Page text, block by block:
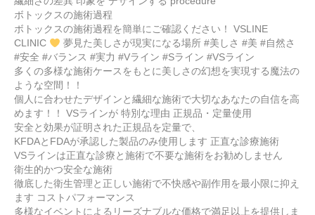
ボトックスの施術過程
ボトックスの施術過程を簡単にご確認ください！ VSLINE
CLINIC
夢見た美しさが現実になる場所 #美しさ #美 #自然さ
#安全 #バランス #実力 #Vライン #Sライン #VSライン
多くの多様な施術ケースをもとに美しさの幻想を実現する魔法の
ような空間！！
個人に合わせたデザインと繊細な施術で大切なあなたの自信を高
めます！！ VSラインが 特別な理由 正規品・定量使用
安全と効果が証明された正規品を定量で、
KFDAとFDAが承認した製品のみ使用します 正直な診療施術
VSラインは正直な診療と施術で不要な施術をお勧めしません
衛生的かつ安全な施術
徹底した衛生管理と正しい施術で不快感や副作用を最小限に抑え
ます コストパフォーマンス
多様なイベントによるリーズナブルな価格で満足以上を提供しま